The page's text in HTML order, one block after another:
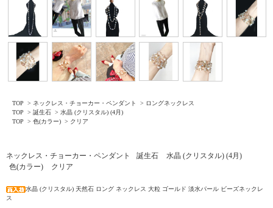
TOP > ネックレス・チョーカー・ペンダント > ロングネックレス
TOP
> 誕生石 > 水晶 (クリスタル) (4月)
TOP
> 色(カラー) > クリア
ネックレス・チョーカー・ペンダント 誕生石
水晶 (クリスタル) (4月)
色(カラー)
クリア
水晶 (クリスタル) 天然石 ロング ネックレス 大粒 ゴールド 淡水パール ビーズネックレ
ス